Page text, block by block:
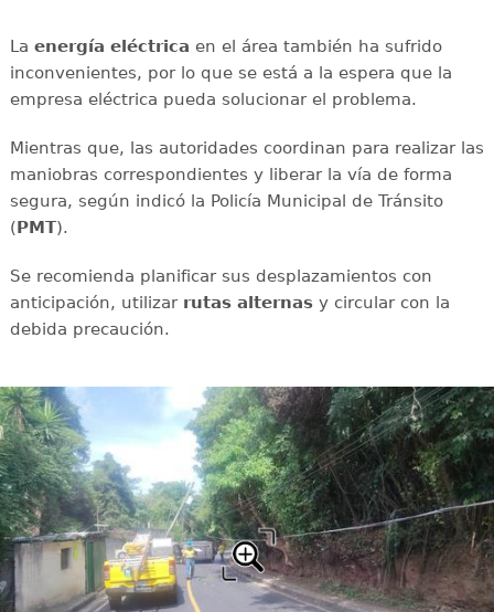
La energía eléctrica en el área también ha sufrido
inconvenientes, por lo que se está a la espera que la
empresa eléctrica pueda solucionar el problema.
Mientras que, las autoridades coordinan para realizar las
maniobras correspondientes y liberar la vía de forma
segura, según indicó la Policía Municipal de Tránsito
( PMT).
Se recomienda planificar sus desplazamientos con
anticipación, utilizar rutas alternasy circular con la
debida precaución.